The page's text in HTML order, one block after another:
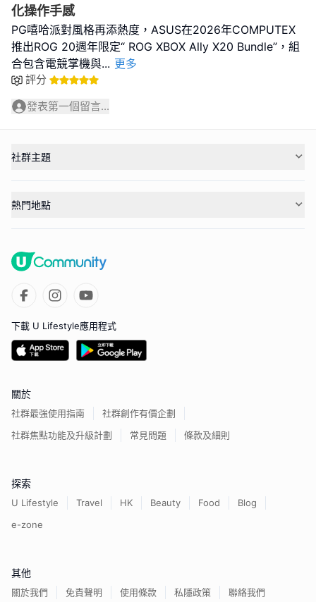
化操作手感
PG嘻哈派對風格再添熱度，ASUS在2026年COMPUTEX
推出ROG 20週年限定“ ROG XBOX Ally X20 Bundle”，組
合包含電競掌機與... 更多
評分
發表第一個留言...
社群主題
熱門地點
下載 U Lifestyle應用程式
關於
社群最強使用指南
社群創作有價企劃
社群焦點功能及升級計劃
常見問題 條款及細則
探索
U Lifestyle Travel HK Beauty Food
Blog
e-zone
其他
關於我們 免責聲明 使用條款 私隱政策 聯絡我們